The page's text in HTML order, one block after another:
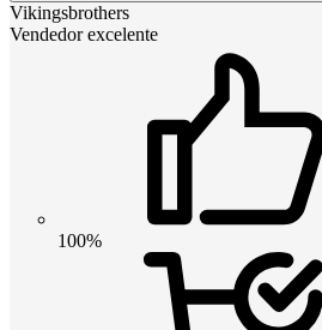
Vikingsbrothers
Vendedor excelente
100%